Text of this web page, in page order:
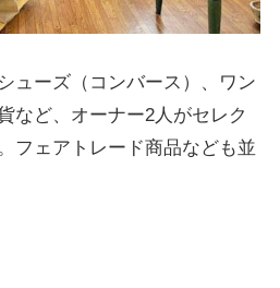
ューズ（コンバース）、ワン
など、オーナー2人がセレク
フェアトレード商品なども並